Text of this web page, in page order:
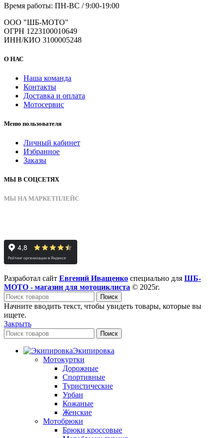
Время работы: ПН-ВС / 9:00-19:00
ООО "ШБ-МОТО"
ОГРН 1223100010649
ИНН/КИО 3100005248
О НАС
Наша команда
Контакты
Доставка и оплата
Мотосервис
Меню пользователя
Личный кабинет
Избранное
Заказы
МЫ В СОЦСЕТЯХ
МЫ НА МАРКЕТПЛЕЙС
Разработал сайт Евгений Иващенко специально для ШБ-
МОТО - магазин для мотоциклиста © 2025г.
Поиск
Начните вводить текст, чтобы увидеть товары, которые вы
ищете.
Закрыть
Поиск
Экипировка
Мотокуртки
Дорожные
Спортивные
Туристические
Урбан
Кожаные
Женские
Мотобрюки
Брюки кроссовые